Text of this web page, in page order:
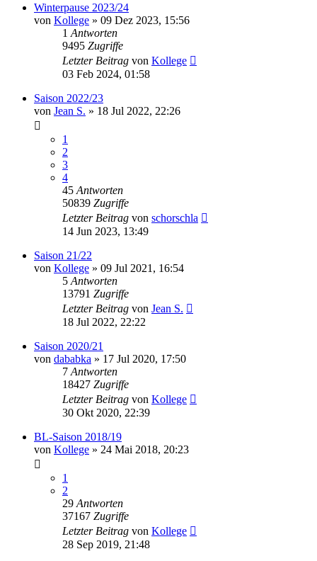
Winterpause 2023/24
von Kollege » 09 Dez 2023, 15:56
1 Antworten
9495 Zugriffe
Letzter Beitrag von Kollege
03 Feb 2024, 01:58
Saison 2022/23
von Jean S. » 18 Jul 2022, 22:26
1
2
3
4
45 Antworten
50839 Zugriffe
Letzter Beitrag von schorschla
14 Jun 2023, 13:49
Saison 21/22
von Kollege » 09 Jul 2021, 16:54
5 Antworten
13791 Zugriffe
Letzter Beitrag von Jean S.
18 Jul 2022, 22:22
Saison 2020/21
von dababka » 17 Jul 2020, 17:50
7 Antworten
18427 Zugriffe
Letzter Beitrag von Kollege
30 Okt 2020, 22:39
BL-Saison 2018/19
von Kollege » 24 Mai 2018, 20:23
1
2
29 Antworten
37167 Zugriffe
Letzter Beitrag von Kollege
28 Sep 2019, 21:48